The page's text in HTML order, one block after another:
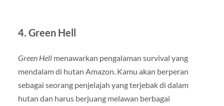
4. Green Hell
Green Hellmenawarkan pengalaman survival yang
mendalam di hutan Amazon. Kamu akan berperan
sebagai seorang penjelajah yang terjebak di dalam
hutan dan harus berjuang melawan berbagai